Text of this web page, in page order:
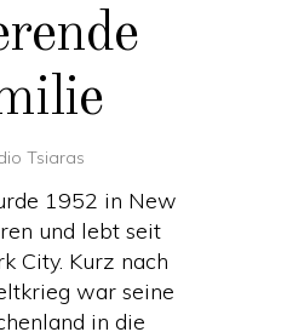
Tsiaras
1952 in New
und lebt seit
City. Kurz nach
war seine
in die